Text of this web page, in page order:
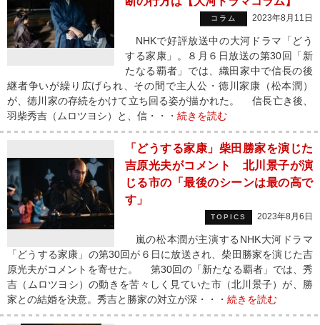
コラム 2023年8月11日
NHKで好評放送中の大河ドラマ「どう
する家康」。８月６日放送の第30回「新
たなる覇者」では、織田家中で信長の後
継者争いが繰り広げられ、その間で主人公・徳川家康（松本潤）
が、徳川家の存続をかけて立ち回る姿が描かれた。 信長亡き後、
羽柴秀吉（ムロツヨシ）と、信・・・ 続きを読む
「どうする家康」柴田勝家を演じた
吉原光夫がコメント 北川景子が演
じる市の「最後のシーンは最の高で
す」
TOPICS 2023年8月6日
嵐の松本潤が主演するNHK大河ドラマ
「どうする家康」の第30回が６日に放送され、柴田勝家を演じた吉
原光夫がコメントを寄せた。 第30回の「新たなる覇者」では、秀
吉（ムロツヨシ）の動きを苦々しく見ていた市（北川景子）が、勝
家との結婚を決意。秀吉と勝家の対立が深・・・ 続きを読む